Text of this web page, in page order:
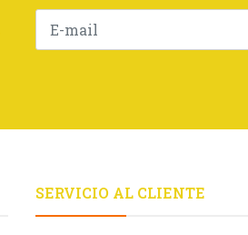
SERVICIO AL CLIENTE